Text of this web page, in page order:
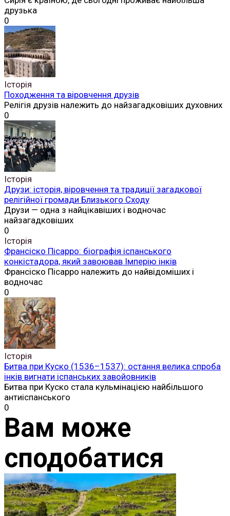
друзька
0
Історія
Походження та віровчення друзів
Релігія друзів належить до найзагадковіших духовних
0
Історія
Друзи: історія, віровчення та традиції загадкової
релігійної громади Близького Сходу
Друзи — одна з найцікавіших і водночас
найзагадковіших
0
Історія
Франсіско Пісарро: біографія іспанського
конкістадора, який завоював Імперію інків
Франсіско Пісарро належить до найвідоміших і
водночас
0
Історія
Битва при Куско (1536–1537): остання велика спроба
інків вигнати іспанських завойовників
Битва при Куско стала кульмінацією найбільшого
антиіспанського
0
Вам може
сподобатися